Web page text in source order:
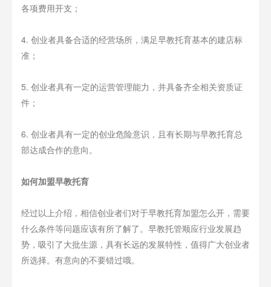
各项费用开支；
4. 创业者具备合适的经营场所，满足早教托育基本的建店标
准；
5. 创业者具有一定的运营管理能力，并具备齐全相关资质证
件；
6. 创业者具有一定的创业危险意识，且有长期与早教托育总
部达成合作的意向。
如何加盟早教托育
经过以上介绍，相信创业者们对于早教托育加盟怎么开，需要
什么条件等问题应该有所了解了。早教托管顺应行业发展趋
势，吸引了大批生源，具有长远的发展特性，值得广大创业者
所选择。有意向的不要错过哦。